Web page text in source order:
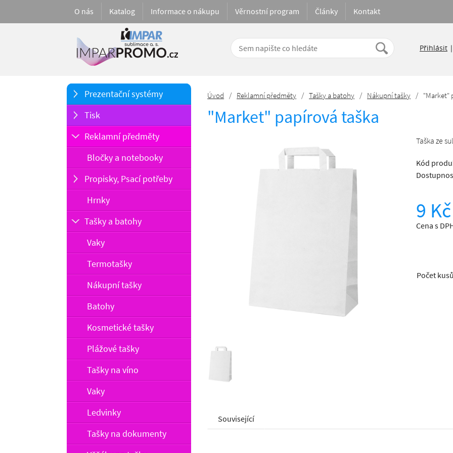
Přihlásit |
O nás Katalog Informace o nákupu Věrnostní program Články Kontakt
Prezentační systémy
Tisk
Reklamní předměty
Bločky a notebooky
Propisky, Psací potřeby
Hrnky
Tašky a batohy
Vaky
Termotašky
Nákupní tašky
Batohy
Kosmetické tašky
Plážové tašky
Tašky na víno
Vaky
Ledvinky
Tašky na dokumenty
Úvod / Reklamní předměty / Tašky a batohy / Nákupní tašky / "Market"
"Market" papírová taška
Taška ze
Kód
9 Kč
Cena s
Počet kusů
Související